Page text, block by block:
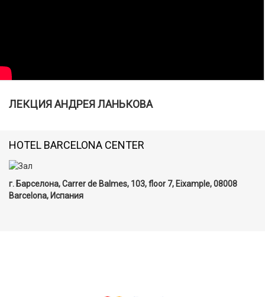
ЛЕКЦИЯ АНДРЕЯ ЛАНЬКОВА
HOTEL BARCELONA CENTER
г. Барселона, Carrer de Balmes, 103, floor 7, Eixample, 08008
Barcelona, Испания